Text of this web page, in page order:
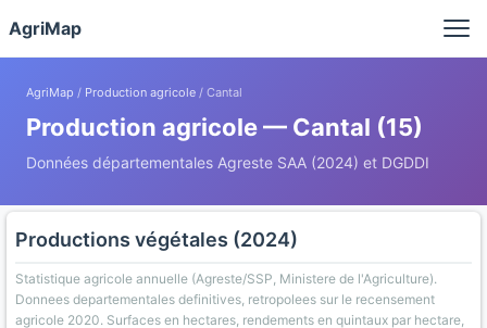
AgriMap
AgriMap / Production agricole / Cantal
Production agricole — Cantal (15)
Données départementales Agreste SAA (2024) et DGDDI
Productions végétales (2024)
Statistique agricole annuelle (Agreste/SSP, Ministere de l'Agriculture).
Donnees departementales definitives, retropolees sur le recensement
agricole 2020. Surfaces en hectares, rendements en quintaux par hectare,